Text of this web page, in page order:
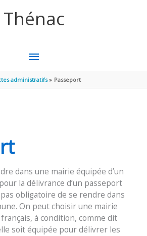
Thénac
MENU
PRINCIPAL
administratifs Passeport
dans une mairie équipée d’un
la délivrance d’un passeport
obligatoire de se rendre dans
On peut choisir une mairie
à condition, comme dit
soit équipée pour délivrer les